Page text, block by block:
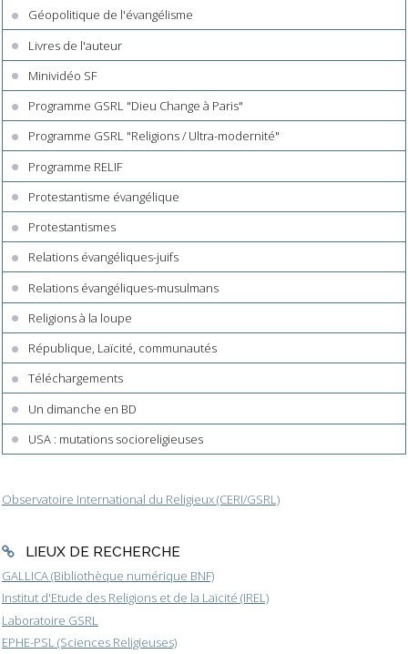
Géopolitique de l'évangélisme
Livres de l'auteur
Minividéo SF
Programme GSRL "Dieu Change à Paris"
Programme GSRL "Religions / Ultra-modernité"
Programme RELIF
Protestantisme évangélique
Protestantismes
Relations évangéliques-juifs
Relations évangéliques-musulmans
Religions à la loupe
République, Laïcité, communautés
Téléchargements
Un dimanche en BD
USA : mutations socioreligieuses
Observatoire International du Religieux (CERI/GSRL)
LIEUX DE RECHERCHE
GALLICA (Bibliothèque numérique BNF)
Institut d'Etude des Religions et de la Laïcité (IREL)
Laboratoire GSRL
EPHE-PSL (Sciences Religieuses)